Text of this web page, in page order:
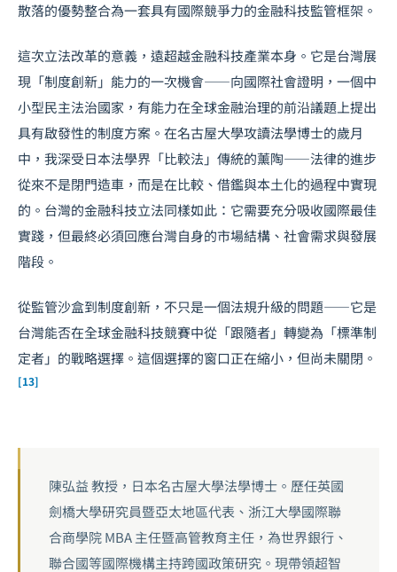
散落的優勢整合為一套具有國際競爭力的金融科技監管框架。
這次立法改革的意義，遠超越金融科技產業本身。它是台灣展
現「制度創新」能力的一次機會——向國際社會證明，一個中
小型民主法治國家，有能力在全球金融治理的前沿議題上提出
具有啟發性的制度方案。在名古屋大學攻讀法學博士的歲月
中，我深受日本法學界「比較法」傳統的薰陶——法律的進步
從來不是閉門造車，而是在比較、借鑑與本土化的過程中實現
的。台灣的金融科技立法同樣如此：它需要充分吸收國際最佳
實踐，但最終必須回應台灣自身的市場結構、社會需求與發展
階段。
從監管沙盒到制度創新，不只是一個法規升級的問題——它是
台灣能否在全球金融科技競賽中從「跟隨者」轉變為「標準制
定者」的戰略選擇。這個選擇的窗口正在縮小，但尚未關閉。
[13]
陳弘益 教授，日本名古屋大學法學博士。歷任英國
劍橋大學研究員暨亞太地區代表、浙江大學國際聯
合商學院 MBA 主任暨高管教育主任，為世界銀行、
聯合國等國際機構主持跨國政策研究。現帶領超智